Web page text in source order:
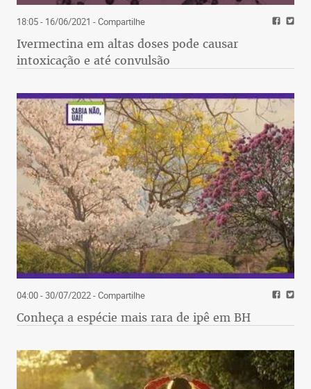
18:05 - 16/06/2021 - Compartilhe
Ivermectina em altas doses pode causar
intoxicação e até convulsão
04:00 - 30/07/2022- Compartilhe
Conheça a espécie mais rara de ipê em BH